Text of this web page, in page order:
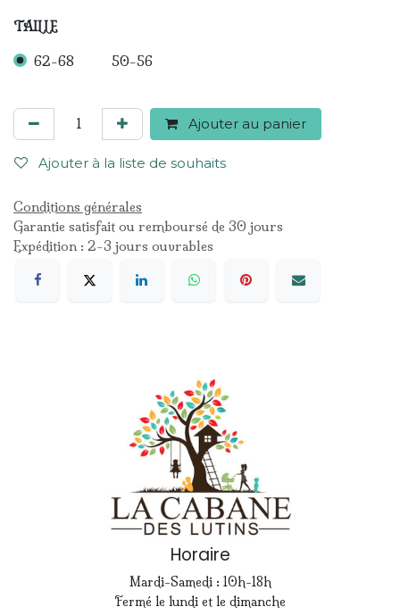
TAILLE
62-68 50-56
Ajouter au panier
Ajouter à la liste de souhaits
Conditions générales
Garantie satisfait ou remboursé de 30 jours
Expédition : 2-3 jours ouvrables
Horaire
Mardi-Samedi : 10h-18h
Fermé le lundi et le dimanche